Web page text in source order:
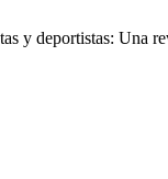
y deportistas: Una